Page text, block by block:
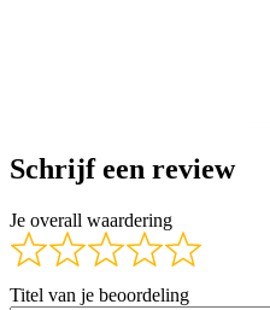
Schrijf een review
Je overall waardering
Titel van je beoordeling